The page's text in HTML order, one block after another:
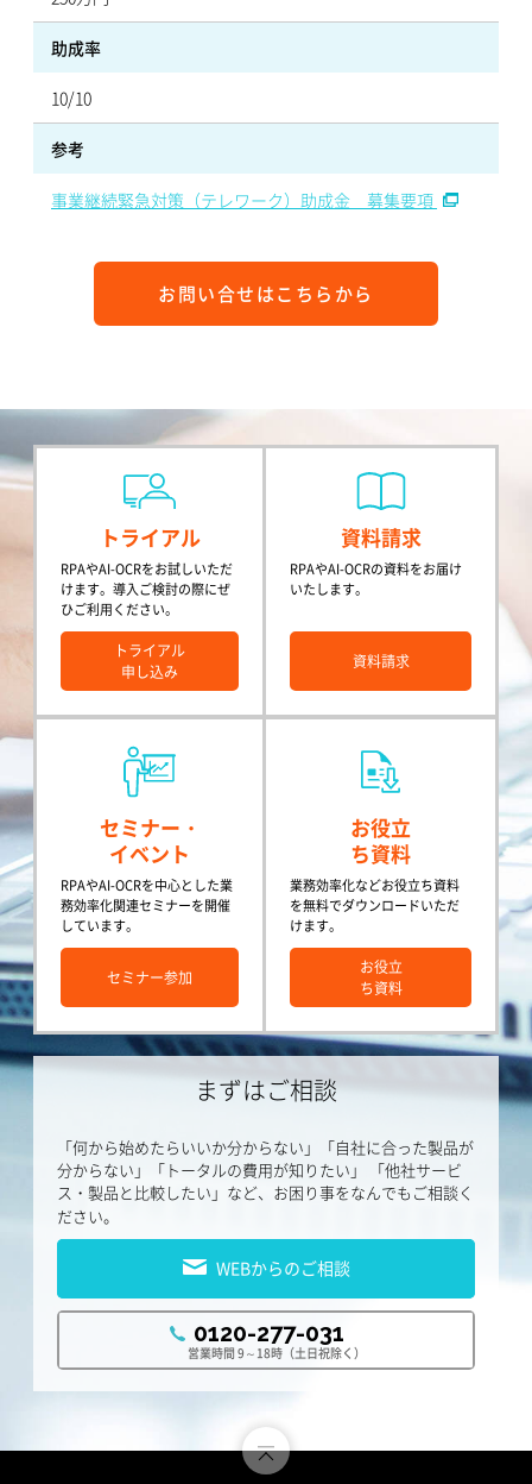
助成率
10/10
参考
事業継続緊急対策（テレワーク）助成金 募集要項
お問い合せはこちらから
トライアル
RPAやAI-OCRをお試しいただ
けます。導入ご検討の際にぜ
ひご利用ください。
トライアル
申し込み
資料請求
RPAやAI-OCRの資料をお届け
いたします。
資料請求
セミナー・
イベント
RPAやAI-OCRを中心とした業
務効率化関連セミナーを開催
しています。
セミナー参加
お役立
ち資料
業務効率化などお役立ち資料
を無料でダウンロードいただ
けます。
お役立
ち資料
まずはご相談
「何から始めたらいいか分からない」「自社に合った製品が
分からない」「トータルの費用が知りたい」
「他社サービ
ス・製品と比較したい」など、お困り事をなんでもご相談く
ださい。
0120-277-031
営業時間 9～18時（土日祝除く）
WEBからのご相談